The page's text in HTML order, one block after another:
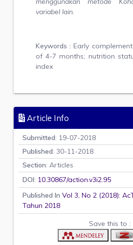
variabel lain.
Keywords : Early
of 4-7 months; nutrition
index
Article Info
Submitted: 19-07-2018
Published: 30-11-2018
Section: Articles
DOI: 10.30867/action.v3i2.95
Published In Vol 3, No 2 (2018):
Tahun 2018
Save this to :